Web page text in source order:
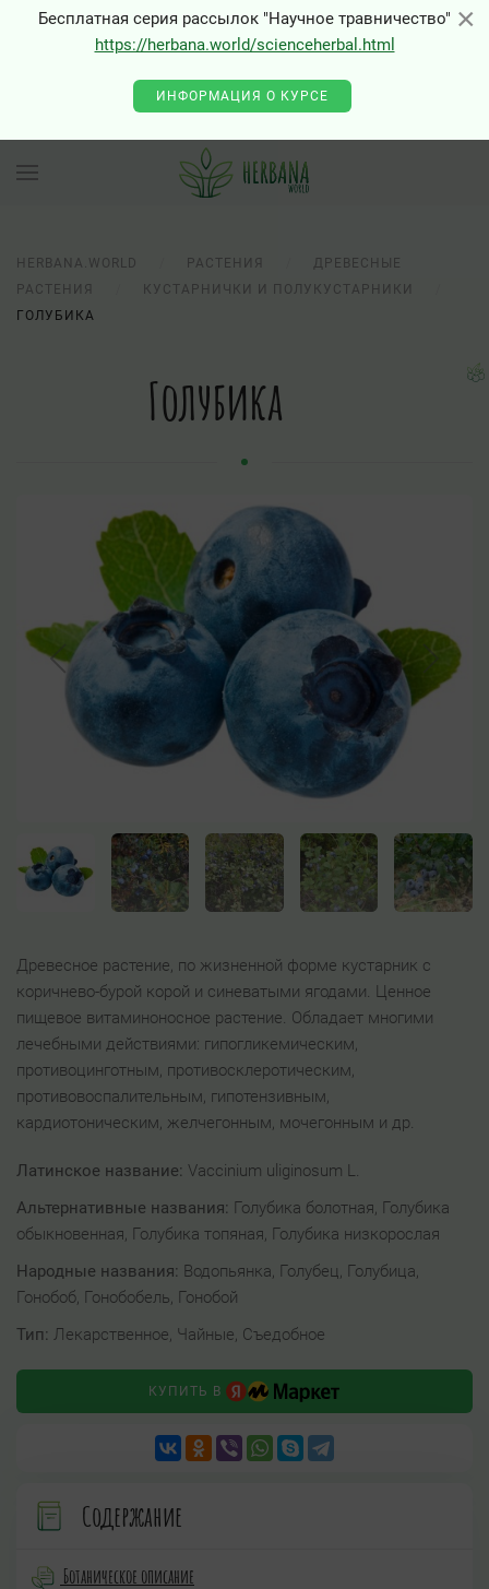
×
Бесплатная серия рассылок "Научное травничество"
https://herbana.world/scienceherbal.html
ИНФОРМАЦИЯ О КУРСЕ
HERBANA.WORLD РАСТЕНИЯ
ДРЕВЕСНЫЕ
РАСТЕНИЯ
КУСТАРНИЧКИ И ПОЛУКУСТАРНИКИ
ГОЛУБИКА
Голубика
Древесное растение, по жизненной форме кустарник с
коричнево-бурой корой и синеватыми ягодами. Ценное
пищевое витаминоносное растение. Обладает многими
лечебными действиями: гипогликемическим,
противоцинготным, противосклеротическим,
противовоспалительным, гипотензивным,
кардиотоническим, желчегонным, мочегонным и др.
Латинское название: Vaccinium uliginosum L.
Альтернативные названия: Голубика болотная, Голубика
обыкновенная, Голубика топяная, Голубика низкорослая
Народные названия: Водопьянка, Голубец, Голубица,
Гонобоб, Гонобобель, Гонобой
Тип: Лекарственное, Чайные, Съедобное
КУПИТЬ В
Содержание
Ботаническое описание
×